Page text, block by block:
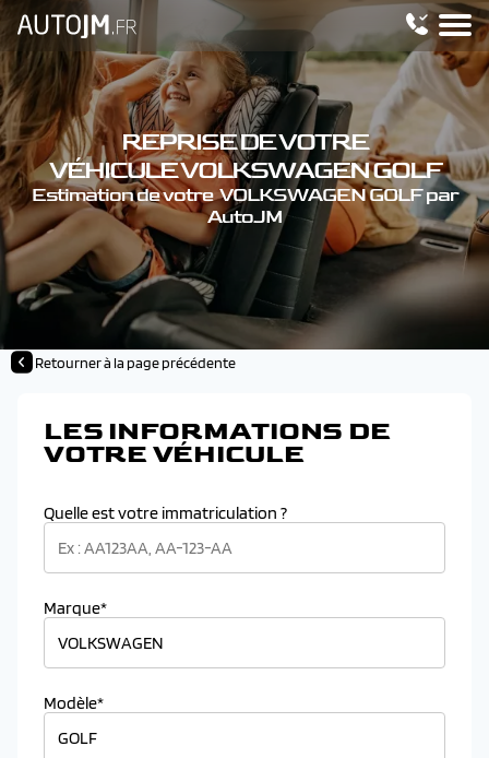
REPRISE DE VOTRE
VÉHICULE VOLKSWAGEN GOLF
Estimation de votre VOLKSWAGEN GOLF par
AutoJM
Retourner à la page précédente
LES INFORMATIONS DE
VOTRE VÉHICULE
Quelle est votre immatriculation ?
Marque*
Modèle*